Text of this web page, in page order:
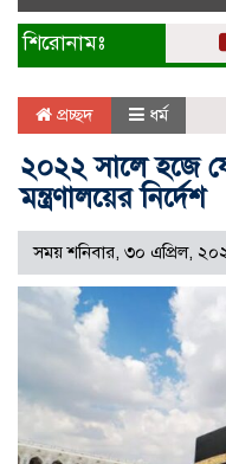
শিরোনামঃ
প্রচ্ছদ ধর্ম
২০২২ সালে হজে
মন্ত্রণালয়ের নির্দেশ
সময় শনিবার, ৩০ এপ্রিল,